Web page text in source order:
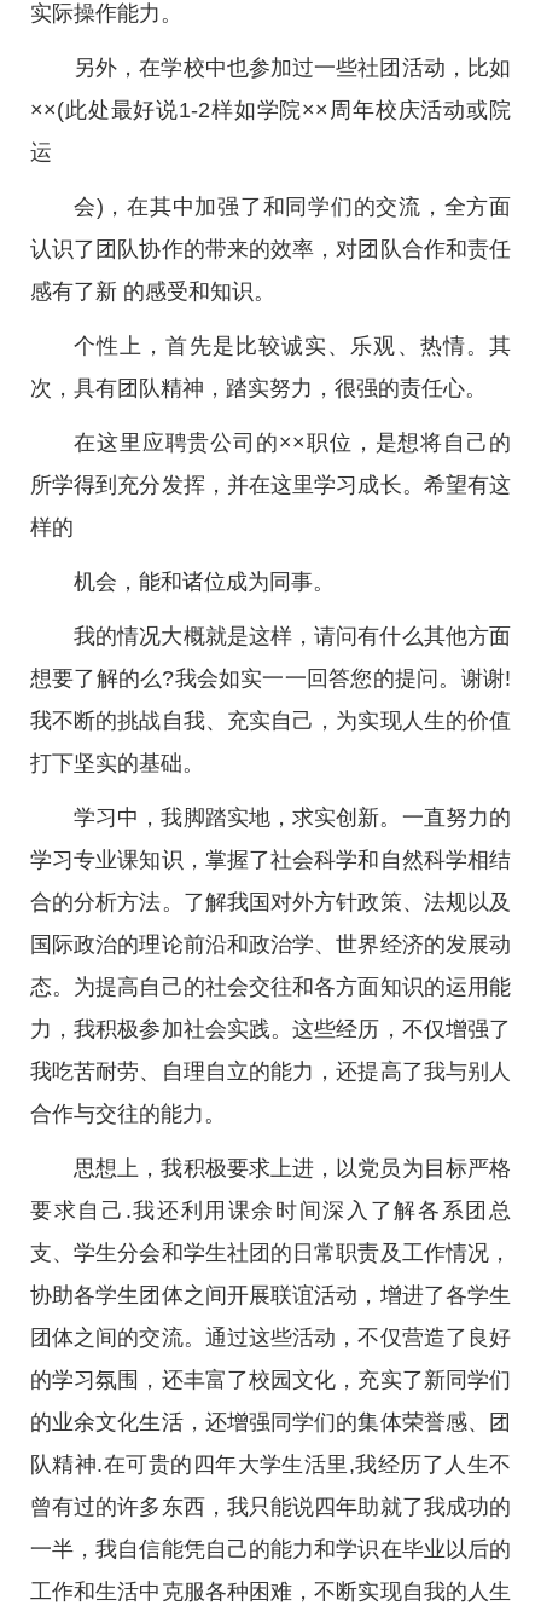
实际操作能力。
另外，在学校中也参加过一些社团活动，比如
××(此处最好说1-2样如学院××周年校庆活动或院
运
会)，在其中加强了和同学们的交流，全方面
认识了团队协作的带来的效率，对团队合作和责任
感有了新 的感受和知识。
个性上，首先是比较诚实、乐观、热情。其
次，具有团队精神，踏实努力，很强的责任心。
在这里应聘贵公司的××职位，是想将自己的
所学得到充分发挥，并在这里学习成长。希望有这
样的
机会，能和诸位成为同事。
我的情况大概就是这样，请问有什么其他方面
想要了解的么?我会如实一一回答您的提问。谢谢!
我不断的挑战自我、充实自己，为实现人生的价值
打下坚实的基础。
学习中，我脚踏实地，求实创新。一直努力的
学习专业课知识，掌握了社会科学和自然科学相结
合的分析方法。了解我国对外方针政策、法规以及
国际政治的理论前沿和政治学、世界经济的发展动
态。为提高自己的社会交往和各方面知识的运用能
力，我积极参加社会实践。这些经历，不仅增强了
我吃苦耐劳、自理自立的能力，还提高了我与别人
合作与交往的能力。
思想上，我积极要求上进，以党员为目标严格
要求自己.我还利用课余时间深入了解各系团总
支、学生分会和学生社团的日常职责及工作情况，
协助各学生团体之间开展联谊活动，增进了各学生
团体之间的交流。通过这些活动，不仅营造了良好
的学习氛围，还丰富了校园文化，充实了新同学们
的业余文化生活，还增强同学们的集体荣誉感、团
队精神.在可贵的四年大学生活里,我经历了人生不
曾有过的许多东西，我只能说四年助就了我成功的
一半，我自信能凭自己的能力和学识在毕业以后的
工作和生活中克服各种困难，不断实现自我的人生